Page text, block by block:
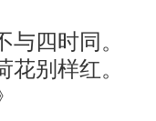
四时同。
别样红。